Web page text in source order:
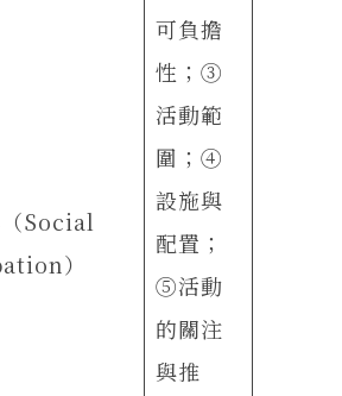
Social
）
可負擔
性；③
活動範
圍；④
設施與
配置；
⑤活動
的關注
與推